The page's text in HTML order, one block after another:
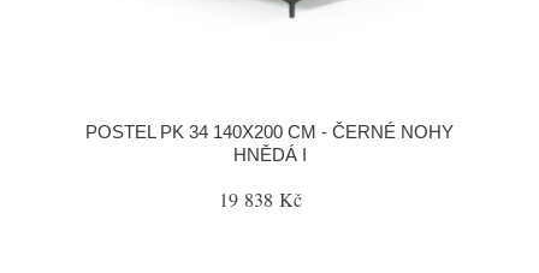
POSTEL PK 34 140X200 CM - ČERNÉ NOHY
HNĚDÁ I
19 838 Kč